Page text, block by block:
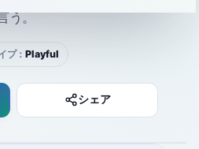
う。
プ：Playful
シェア